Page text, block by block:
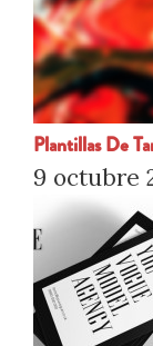
Plantillas De
9 octubre